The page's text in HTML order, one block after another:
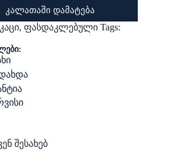
კალათაში დამატება
კაცი, ფასდაკლებული Tags:
შესახებ